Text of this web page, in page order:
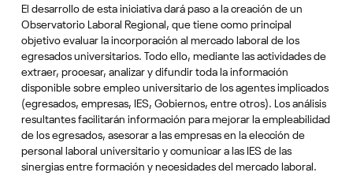
El desarrollo de esta iniciativa dará paso a la creación de un
Observatorio Laboral Regional, que tiene como principal
objetivo evaluar la incorporación al mercado laboral de los
egresados universitarios. Todo ello, mediante las actividades de
extraer, procesar, analizar y difundir toda la información
disponible sobre empleo universitario de los agentes implicados
(egresados, empresas, IES, Gobiernos, entre otros). Los análisis
resultantes facilitarán información para mejorar la empleabilidad
de los egresados, asesorar a las empresas en la elección de
personal laboral universitario y comunicar a las IES de las
sinergias entre formación y necesidades del mercado laboral.